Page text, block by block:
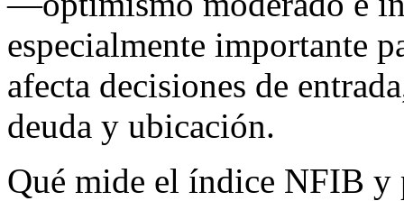
especialmente importante
afecta decisiones de
deuda y ubicación.
Qué mide el índice NFIB y